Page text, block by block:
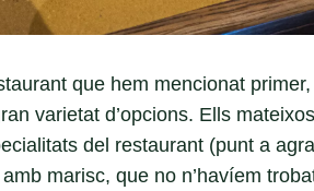
que hem mencionat primer,
varietat d’opcions. Ells
del restaurant (punt a
marisc, que no n’havíem